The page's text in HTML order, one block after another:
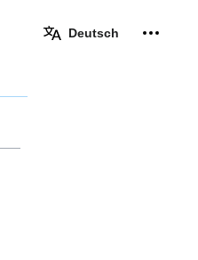
Deutsch